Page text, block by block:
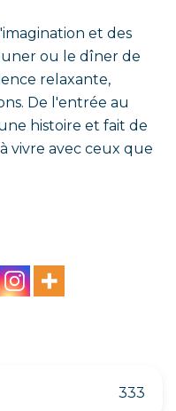
et des
ou le dîner de
relaxante,
De l'entrée au
histoire et fait de
vivre avec ceux que
333